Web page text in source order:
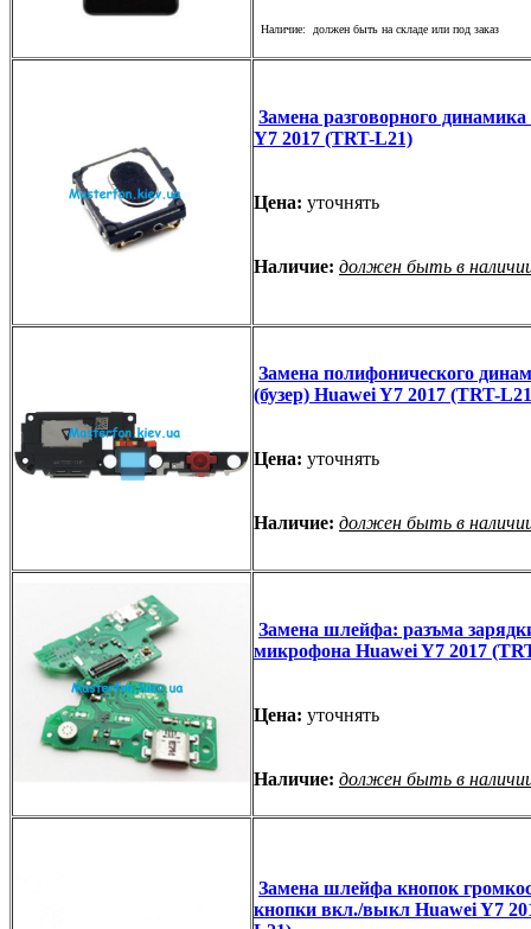
Наличие: должен быть на складе или под заказ
Замена разговорного
Y7 2017 (TRT-L21)
Цена: уточнять
Наличие: должен быть в
Замена полифонического
(бузер) Huawei Y7 2017 (TRT-
Цена: уточнять
Наличие: должен быть в
Замена шлейфа: разъма
микрофона Huawei Y7 2017
Цена: уточнять
Наличие: должен быть в
Замена шлейфа кнопок
кнопки вкл./выкл Huawei Y7